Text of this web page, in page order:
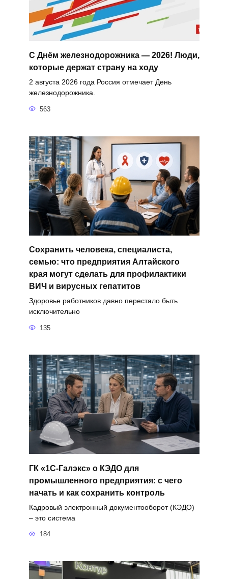
С Днём железнодорожника — 2026! Люди,
которые держат страну на ходу
2 августа 2026 года Россия отмечает День
железнодорожника.
563
Сохранить человека, специалиста,
семью: что предприятия Алтайского
края могут сделать для профилактики
ВИЧ и вирусных гепатитов
Здоровье работников давно перестало быть
исключительно
135
ГК «1С-Галэкс» о КЭДО для
промышленного предприятия: с чего
начать и как сохранить контроль
Кадровый электронный документооборот (КЭДО)
– это система
184